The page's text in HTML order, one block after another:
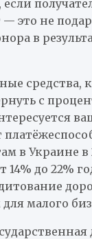
это не
в
средства,
с
в Украине в
14% до 22%
малого